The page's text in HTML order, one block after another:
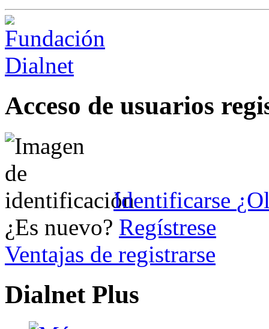
Acceso de usuarios
Identificarse
¿Es nuevo? Regístrese
Ventajas de registrarse
Dialnet Plus